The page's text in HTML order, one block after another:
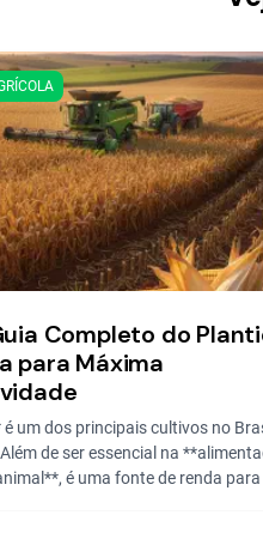
Completo do
para Máxima
um dos principais cultivos no
de ser essencial na
é uma fonte de renda